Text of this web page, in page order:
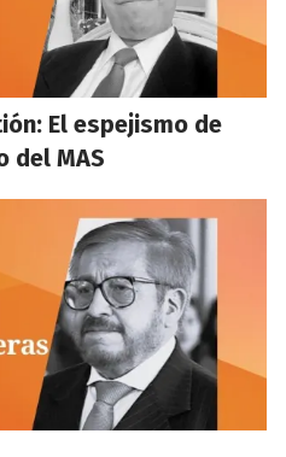
El espejismo de
del MAS